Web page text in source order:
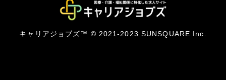
キャリアジョブズ™ © 2021-2023 SUNSQUARE Inc.